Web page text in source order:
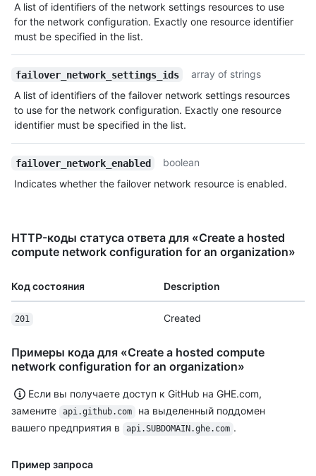
A list of identifiers of the network settings resources to use
for the network configuration. Exactly one resource identifier
must be specified in the list.
failover_network_settings_ids
array of strings
A list of identifiers of the failover network settings resources
to use for the network configuration. Exactly one resource
identifier must be specified in the list.
failover_network_enabled
boolean
Indicates whether the failover network resource is enabled.
HTTP-коды статуса ответа для «Create a hosted
compute network configuration for an organization»
Код состояния Description
201 Created
Примеры кода для «Create a hosted compute
network configuration for an organization»
Если вы получаете доступ к GitHub на GHE.com,
замените
api.github.com
на выделенный поддомен
вашего предприятия в
api.SUBDOMAIN.ghe.com .
Пример запроса